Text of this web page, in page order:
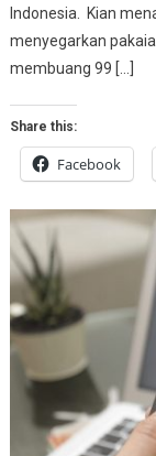
Indonesia. Kian
menyegarkan
membuang 99 […]
Share this:
Facebook